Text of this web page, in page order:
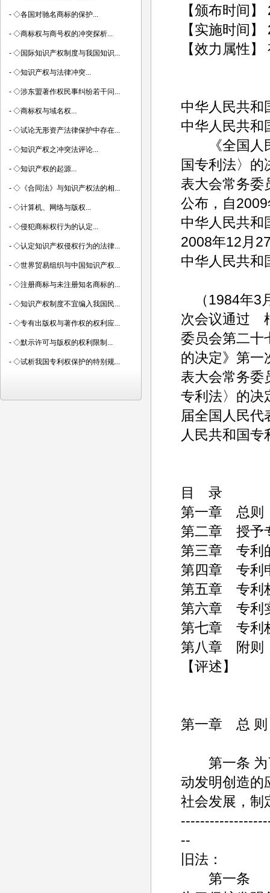
【颁布时间
【实施时间
【效力属性】
中华人民共和
中华人民共和
《全国人民
国专利法〉的
表大会常务委
公布，自
中华人民共和
2008年12月
中华人民共和
（1984年3
次会议通过
委员会第二十
的决定》第
表大会常务委
专利法〉的
届全国人民代
人民共和国
目 录
第一章 总则
第二章 授予
第三章 专利
第四章 专利
第五章 专利
第六章 专利
第七章 专利
第八章 附则
【评述】
第一章 总 则
第一条 为
动发明创造的
社会发展，制
--
旧法：
第一条
- ◇各国对驰名商标的保护...
- ◇商标权与商号权的冲突探析...
- ◇国际知识产权制度与我国知识...
- ◇知识产权与法律冲突...
- ◇涉东盟著作权民事纠纷若干问...
- ◇商标权与域名权...
- ◇试论无形资产法律保护中存在...
- ◇知识产权之冲突法评论...
- ◇知识产权的起源...
- ◇《合同法》与知识产权法的相...
- ◇计算机、网络与版权...
- ◇侵犯商标权行为的认定...
- ◇认定知识产权侵权行为的法律...
- ◇世界贸易组织与中国知识产权...
- ◇注册商标与未注册知名商标的...
- ◇知识产权制度不宜编入我国民...
- ◇专有出版权与著作权的权利应...
- ◇默示许可与版权的权利限制...
- ◇试析我国专利权保护的特别规...